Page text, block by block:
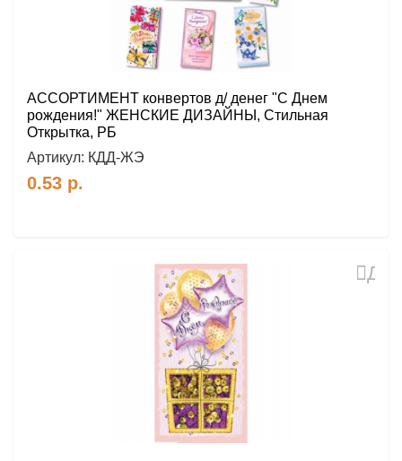
АССОРТИМЕНТ конвертов д/ денег "С Днем
рождения!" ЖЕНСКИЕ ДИЗАЙНЫ, Стильная
Открытка, РБ
Артикул: КДД-ЖЭ
0.53 р.